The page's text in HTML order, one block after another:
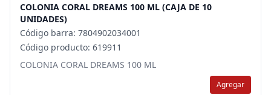
COLONIA CORAL DREAMS 100 ML (CAJA DE 10
UNIDADES)
Código barra: 7804902034001
Código producto: 619911
COLONIA CORAL DREAMS 100 ML
Agregar